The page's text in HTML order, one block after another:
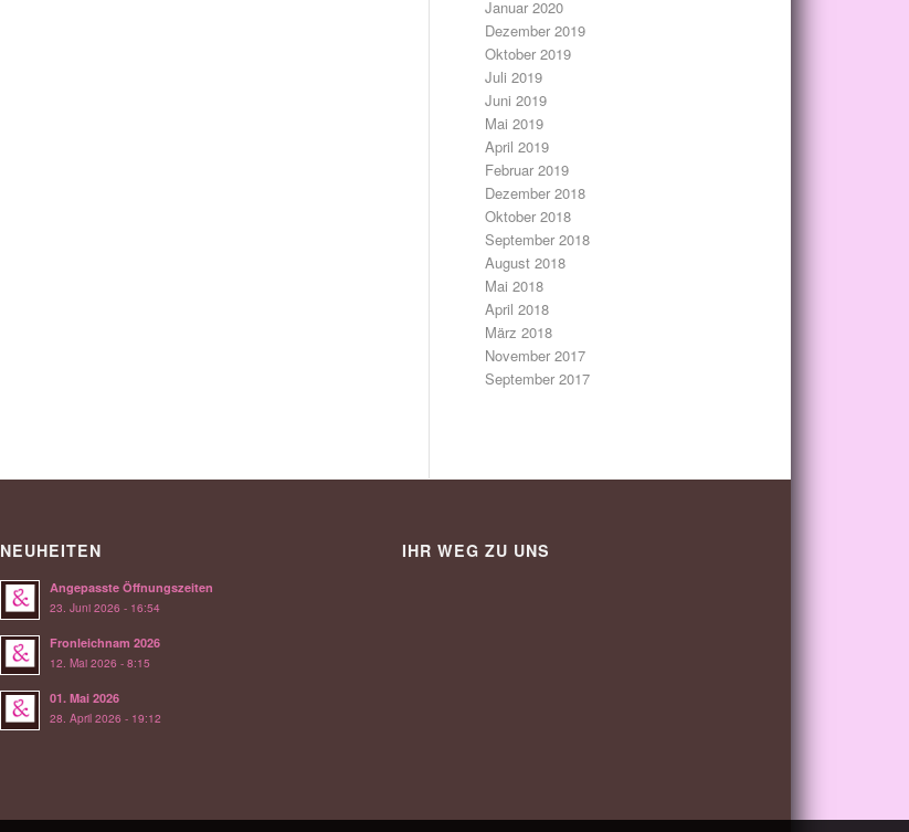
Januar 2020
Dezember 2019
Oktober 2019
Juli 2019
Juni 2019
Mai 2019
April 2019
Februar 2019
Dezember 2018
Oktober 2018
September 2018
August 2018
Mai 2018
April 2018
März 2018
November 2017
September 2017
NEUHEITEN
Angepasste Öffnungszeiten
23. Juni 2026 - 16:54
Fronleichnam 2026
12. Mai 2026 - 8:15
01. Mai 2026
28. April 2026 - 19:12
IHR WEG ZU UNS